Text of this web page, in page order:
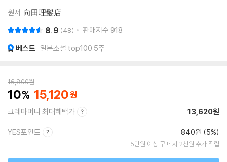
원서 向田理髮店
8.9 48 판매지수 918
베스트 일본소설 top100 5주
16,800원
10 15,120
크레마머니 최대혜택가 13,620원
YES포인트 840원 (5%)
5만원 이상 구매 시 2천원 추가 적립